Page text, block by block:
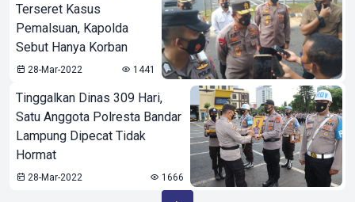
Terseret Kasus
Pemalsuan, Kapolda
Sebut Hanya Korban
28-Mar-2022 1441
Tinggalkan Dinas 309 Hari,
Satu Anggota Polresta Bandar
Lampung Dipecat Tidak
Hormat
28-Mar-2022 1666